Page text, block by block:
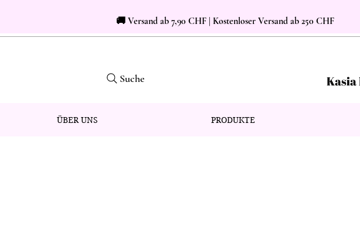
🚚 Versand ab 7,90 CHF | Kostenloser Versand ab 250 CHF
Suche
ÜBER UNS PRODUKTE